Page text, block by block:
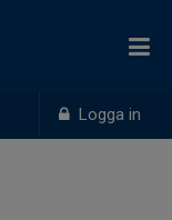
Logga in